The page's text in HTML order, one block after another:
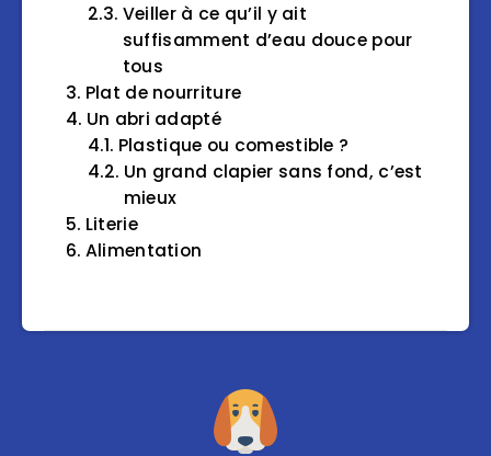
Veiller à ce qu’il y ait
suffisamment d’eau douce pour
tous
Plat de nourriture
Un abri adapté
Plastique ou comestible ?
Un grand clapier sans fond, c’est
mieux
Literie
Alimentation